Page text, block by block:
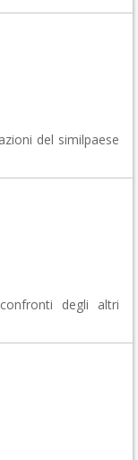
del similpaese
degli altri